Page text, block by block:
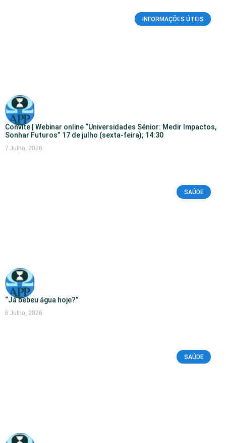
INFORMAÇÕES ÚTEIS
Convite | Webinar online “Universidades Sénior: Medir Impactos,
Sonhar Futuros” 17 de julho (sexta-feira); 14:30
7 Julho, 2026
SAÚDE
“Já bebeu água hoje?”
6 Julho, 2026
SAÚDE